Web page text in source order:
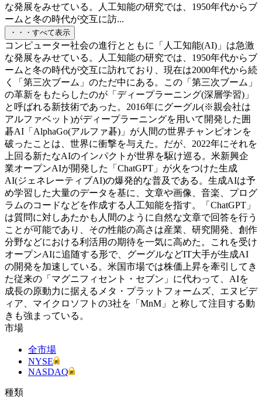
な発展をみせている。人工知能の研究では、1950年代からブ
ームと冬の時代が交互に訪...
・・・すべて表示
コンピューター社会の進行とともに「人工知能(AI)」は急激
な発展をみせている。人工知能の研究では、1950年代からブ
ームと冬の時代が交互に訪れており、現在は2000年代から続
く「第三次ブーム」のただ中にある。この「第三次ブーム」
の革新をもたらしたのが「ディープラーニング(深層学習)」
と呼ばれる新技術であった。2016年にグーグル(※親会社は
アルファベット)がディープラーニングを用いて開発した囲
碁AI「AlphaGo(アルファ碁)」が人間の世界チャンピオンを
破ったことは、世界に衝撃を与えた。だが、2022年にそれを
上回る新たなAIのインパクトが世界を駆け巡る。米新興企
業オープンAIが開発した「ChatGPT」が火をつけた生成
AI(ジェネレーティブAI)の爆発的な普及である。生成AIは予
め学習した大量のデータを基に、文章や画像、音楽、プログ
ラムのコードなどを作成する人工知能を指す。「ChatGPT」
は質問に対しあたかも人間のように自然な文章で回答を行う
ことが可能であり、その性能の高さは産業、研究開発、創作
分野などにおける利活用の期待を一気に高めた。これを受け
オープンAIに追随する形で、グーグルなどIT大手が生成AI
の開発を加速している。米国市場では株価上昇を牽引してき
た従来の「マグニフィセント・セブン」に代わって、AIを
成長の原動力に据えるメタ・プラットフォームズ、エヌビデ
ィア、マイクロソフトの3社を「MnM」と称して注目する動
きも強まっている。
市場
全市場
NYSE
NASDAQ
種類